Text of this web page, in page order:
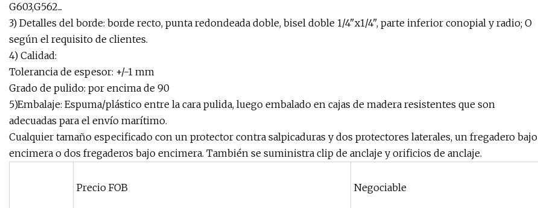
G603,G562...
3) Detalles del borde: borde recto, punta redondeada doble, bisel doble 1/4"x1/4", parte inferior conopial y radio; O
según el requisito de clientes.
4) Calidad:
Tolerancia de espesor: +/-1 mm
Grado de pulido: por encima de 90
5)Embalaje: Espuma/plástico entre la cara pulida, luego embalado en cajas de madera resistentes que son
adecuadas para el envío marítimo.
Cualquier tamaño especificado con un protector contra salpicaduras y dos protectores laterales, un fregadero bajo
encimera o dos fregaderos bajo encimera. También se suministra clip de anclaje y orificios de anclaje.
Precio FOB Negociable